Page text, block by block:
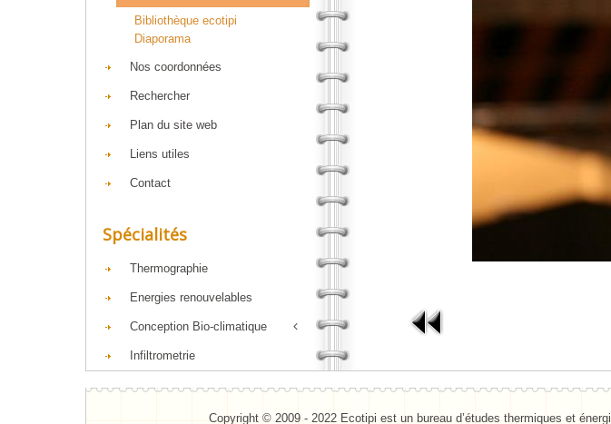
Bibliothèque ecotipi
Diaporama
Nos coordonnées
Rechercher
Plan du site web
Liens utiles
Contact
Spécialités
Thermographie
Energies renouvelables
Conception Bio-climatique
Infiltrometrie
Copyright © 2009 - 2022 Ecotipi est un bureau d’études thermiques et